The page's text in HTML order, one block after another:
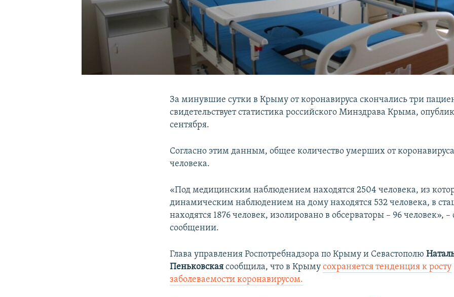
За минувшие сутки в Крыму от коронавируса скончались три
свидетельствует статистика российского Минздрава Крыма,
сентября.
Согласно этим данным, общее количество умерших от
человека.
«Под медицинским наблюдением находятся 2504 человека, из
динамическим наблюдением на дому находятся 532 человека, в
находятся 1876 человек, изолировано в обсерваторы – 96 человек», –
сообщении.
Глава управления Роспотребнадзора по Крыму и Севастополю
Пеньковская сообщила, что в Крымусохраняется тенденция к росту
заболеваемости коронавирусом.